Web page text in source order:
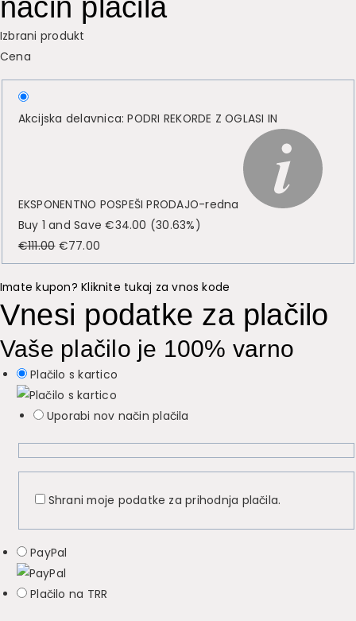
način plačila
Izbrani produkt
Cena
Akcijska delavnica: PODRI REKORDE Z OGLASI IN
EKSPONENTNO POSPEŠI PRODAJO-redna
Buy 1 and Save€34.00 (30.63%)
€111.00 Izvirna
cena
je
bila:
€111.00.
€77.00
cena
je:
€77.00.
Imate kupon? Kliknite tukaj za vnos kode
Vnesi podatke za plačilo
Vaše plačilo je 100% varno
Plačilo s kartico
Uporabi nov način plačila
Shrani moje podatke za prihodnja plačila.
PayPal
Plačilo na TRR